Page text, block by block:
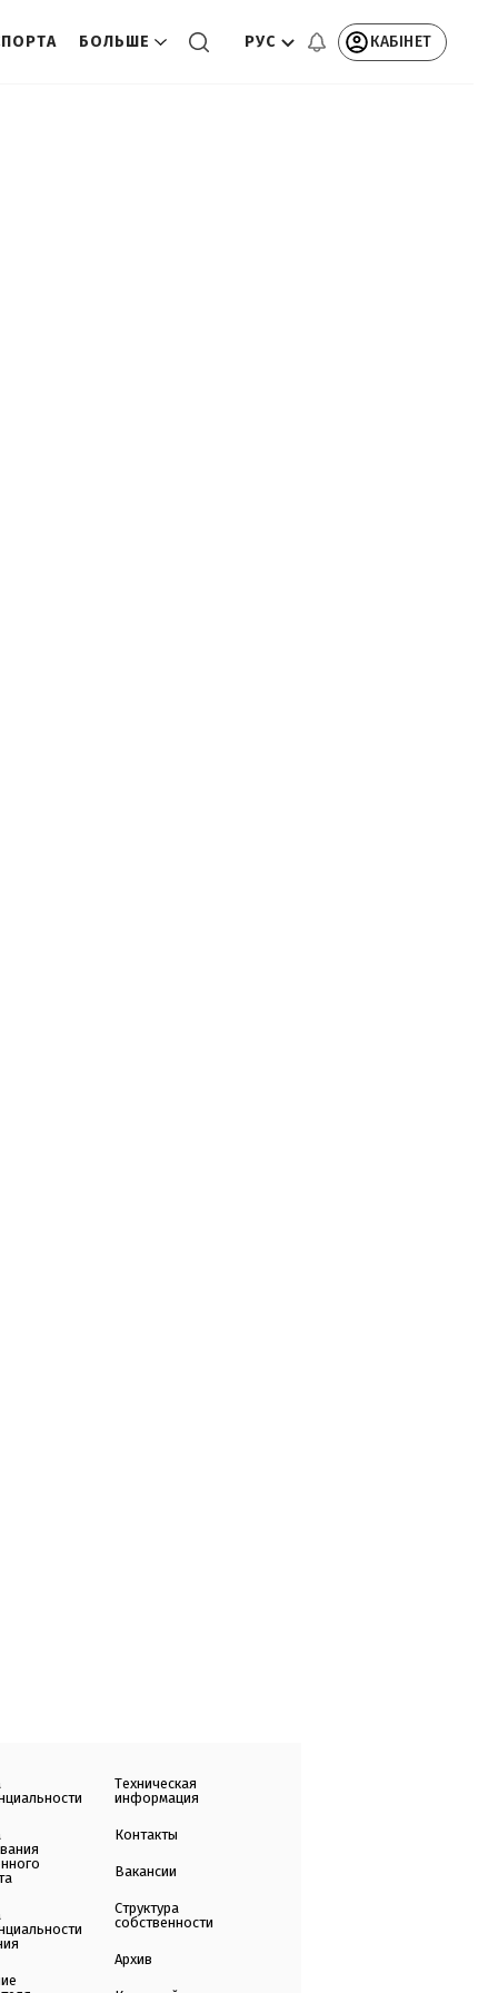
БОЛЬШЕ РУС КАБІНЕТ
Техническая
информация
Контакты
Вакансии
Структура
собственности
Архив